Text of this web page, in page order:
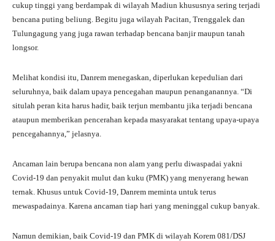
cukup tinggi yang berdampak di wilayah Madiun khususnya sering terjadi
bencana puting beliung. Begitu juga wilayah Pacitan, Trenggalek dan
Tulungagung yang juga rawan terhadap bencana banjir maupun tanah
longsor.
Melihat kondisi itu, Danrem menegaskan, diperlukan kepedulian dari
seluruhnya, baik dalam upaya pencegahan maupun penanganannya. “Di
situlah peran kita harus hadir, baik terjun membantu jika terjadi bencana
ataupun memberikan pencerahan kepada masyarakat tentang upaya-upaya
pencegahannya,” jelasnya.
Ancaman lain berupa bencana non alam yang perlu diwaspadai yakni
Covid-19 dan penyakit mulut dan kuku (PMK) yang menyerang hewan
ternak. Khusus untuk Covid-19, Danrem meminta untuk terus
mewaspadainya. Karena ancaman tiap hari yang meninggal cukup banyak.
Namun demikian, baik Covid-19 dan PMK di wilayah Korem 081/DSJ